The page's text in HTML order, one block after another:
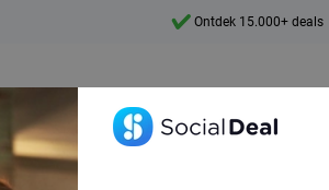
7 dagen per week